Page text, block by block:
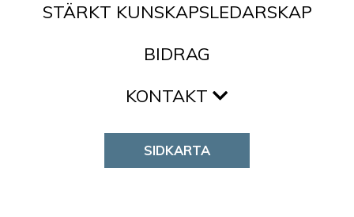
STÄRKT KUNSKAPSLEDARSKAP
BIDRAG
KONTAKT
SIDKARTA